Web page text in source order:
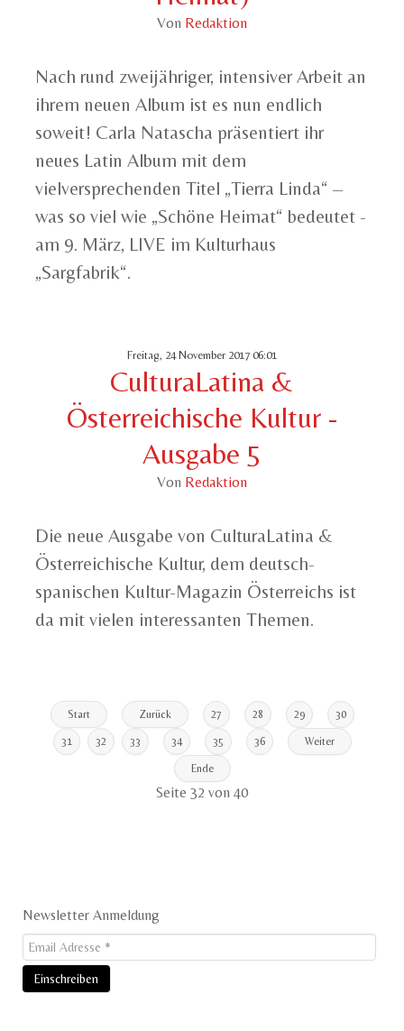
Von Redaktion
Nach rund zweijähriger, intensiver Arbeit an
ihrem neuen Album ist es nun endlich
soweit! Carla Natascha präsentiert ihr
neues Latin Album mit dem
vielversprechenden Titel „Tierra Linda“ –
was so viel wie „Schöne Heimat“ bedeutet -
am 9. März, LIVE im Kulturhaus
„Sargfabrik“.
Freitag, 24 November 2017 06:01
CulturaLatina &
Österreichische Kultur -
Ausgabe 5
Von Redaktion
Die neue Ausgabe von CulturaLatina &
Österreichische Kultur, dem deutsch-
spanischen Kultur-Magazin Österreichs ist
da mit vielen interessanten Themen.
Start Zurück 27 28 29 30
31 32 33 34 35 36 Weiter
Ende
Seite 32 von 40
Newsletter Anmeldung